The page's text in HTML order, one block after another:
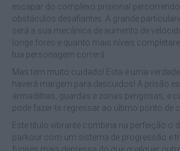
escapar do complexo prisional
obstáculos desafiantes. A grande
será a sua mecânica de aumento de
longe fores e quanto mais níveis
tua personagem correrá.
Mas tem muito cuidado! Esta é uma
haverá margem para descuidos! A prisão
armadilhas, guardas e zonas perigosas, e
pode fazer-te regressar ao último ponto de
Este título vibrante combina na perfeição o
parkour com um sistema de progressão e